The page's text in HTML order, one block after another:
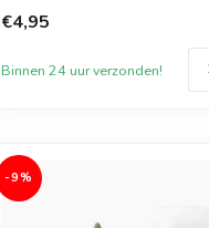
€4,95
Binnen 24 uur verzonden!
-9%